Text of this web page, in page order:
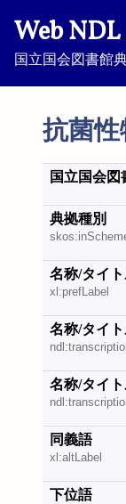
Web
国立国会図書館
抗菌性
国立国会
典拠種別
名称/タイ
xl:prefLabel
名称/タイ
名称/タイ
同義語
xl:altLabel
下位語